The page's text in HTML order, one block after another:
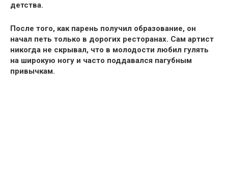
детства.
После того, как парень получил образование, он
начал петь только в дорогих ресторанах. Сам артист
никогда не скрывал, что в молодости любил гулять
на широкую ногу и часто поддавался пагубным
привычкам.